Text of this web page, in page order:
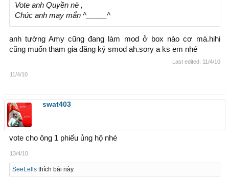
Vote anh Quyền nè ,
Chúc anh may mắn ^_____^
anh tường Amy cũng đang làm mod ở box nào cơ mà.hihi
cũng muốn tham gia đăng ký smod ah.sory a ks em nhé
Last edited: 11/4/10
11/4/10
swat403
vote cho ông 1 phiếu ủng hộ nhé
13/4/10
SeeLellsthích bài này.